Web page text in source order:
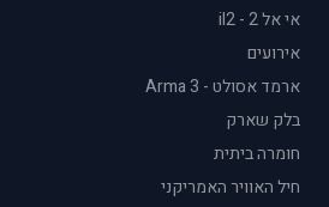
אי אל 2 - il2
אירועים
ארמד אסולט - Arma 3
בלק שארק
חומרה ביתית
חיל האוויר האמריקני